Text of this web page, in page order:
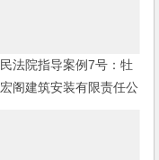
法院指导案例7号：牡
阁建筑安装有限责任公